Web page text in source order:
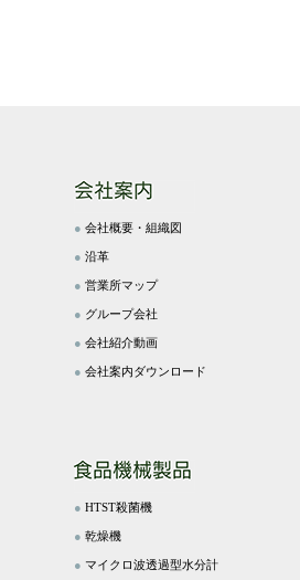
●会社概要・組織図
●沿革
●営業所マップ
● グループ会社
●会社紹介動画
●会社案内ダウンロード
●HTST殺菌機
●乾燥機
●マイクロ波透過型水分計